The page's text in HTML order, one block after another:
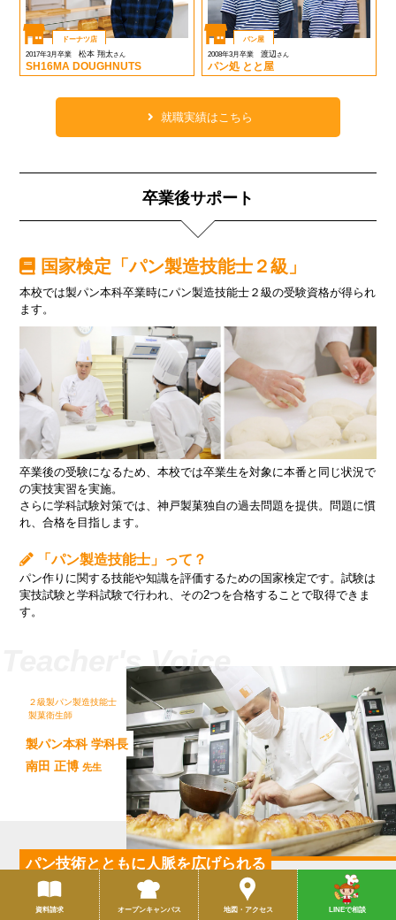
資料請求 オープンキャンパス 地図・アクセス LINEで相談
ドーナツ店
2017年3月卒業
松本 翔太さん
SH16MA DOUGHNUTS
パン屋
2008年3月卒業
渡辺 さん
パン処 とと屋
就職実績はこちら
卒業後サポート
国家検定「パン製造技能士２級」
本校では製パン本科卒業時にパン製造技能士２級の受験資格が得られ
ます。
卒業後の受験になるため、本校では卒業生を対象に本番と同じ状況で
の実技実習を実施。
さらに学科試験対策では、神戸製菓独自の過去問題を提供。問題に慣
れ、合格を目指します。
「パン製造技能士」って？
パン作りに関する技能や知識を評価するための国家検定です。試験は
実技試験と学科試験で行われ、その2つを合格することで取得できま
す。
２級製パン製造技能士
製菓衛生師
製パン本科 学科長
南田 正博 先生
パン技術とともに 人脈を広げられる
力を持った人材を育てたい